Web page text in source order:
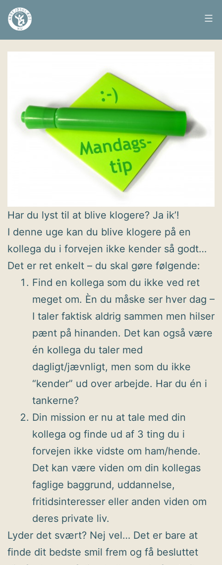
Fortsæt
Arbejdsglæde
Udgivet
Har du lyst til at blive klogere? Ja ik’!
I denne uge kan du blive klogere på en
kollega du i forvejen ikke kender så godt…
Det er ret enkelt – du skal gøre følgende:
Find en kollega som du ikke ved ret
meget om. Èn du måske ser hver dag –
I taler faktisk aldrig sammen men hilser
pænt på hinanden. Det kan også være
én kollega du taler med
dagligt/jævnligt, men som du ikke
“kender” ud over arbejde. Har du én i
tankerne?
Din mission er nu at tale med din
kollega og finde ud af 3 ting du i
forvejen ikke vidste om ham/hende.
Det kan være viden om din kollegas
faglige baggrund, uddannelse,
fritidsinteresser eller anden viden om
deres private liv.
Lyder det svært? Nej vel… Det er bare at
finde dit bedste smil frem og få besluttet